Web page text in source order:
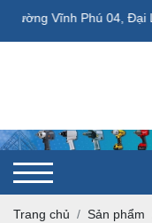
Vĩnh Phú 04, Đại Lộ
Trang chủ Sản phẩm